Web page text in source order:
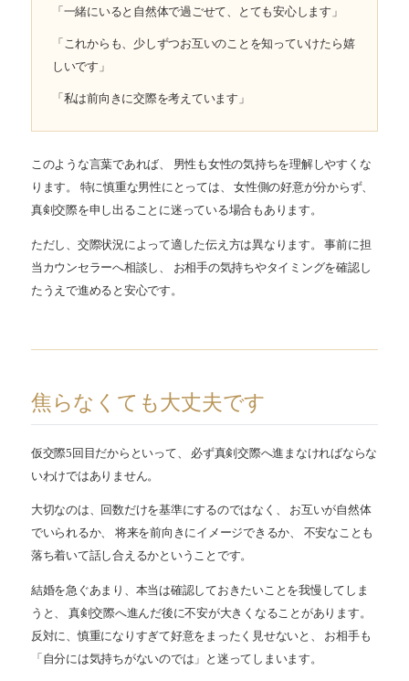
「一緒にいると自然体で過ごせて、とても安心します」
「これからも、少しずつお互いのことを知っていけたら嬉
しいです」
「私は前向きに交際を考えています」
このような言葉であれば、 男性も女性の気持ちを理解しやすくな
ります。 特に慎重な男性にとっては、 女性側の好意が分からず、
真剣交際を申し出ることに迷っている場合もあります。
ただし、交際状況によって適した伝え方は異なります。 事前に担
当カウンセラーへ相談し、 お相手の気持ちやタイミングを確認し
たうえで進めると安心です。
焦らなくても大丈夫です
仮交際5回目だからといって、 必ず真剣交際へ進まなければならな
いわけではありません。
大切なのは、回数だけを基準にするのではなく、 お互いが自然体
でいられるか、 将来を前向きにイメージできるか、 不安なことも
落ち着いて話し合えるかということです。
結婚を急ぐあまり、本当は確認しておきたいことを我慢してしま
うと、 真剣交際へ進んだ後に不安が大きくなることがあります。
反対に、慎重になりすぎて好意をまったく見せないと、 お相手も
「自分には気持ちがないのでは」と迷ってしまいます。